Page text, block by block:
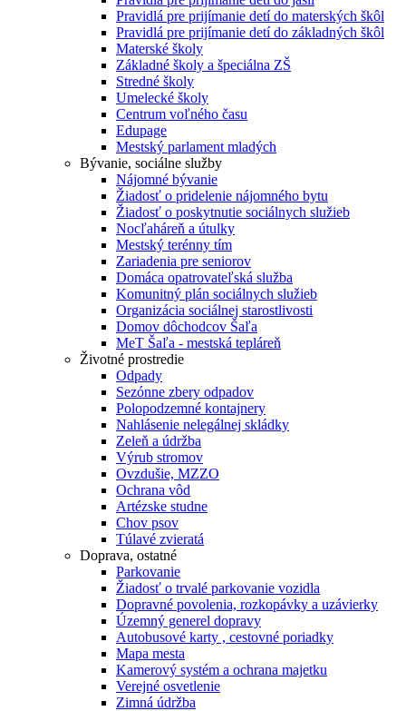
Pravidlá pre prijímanie detí do materských škôl
Pravidlá pre prijímanie detí do základných škôl
Materské školy
Základné školy a špeciálna ZŠ
Stredné školy
Umelecké školy
Centrum voľného času
Edupage
Mestský parlament mladých
Bývanie, sociálne služby
Nájomné bývanie
Žiadosť o pridelenie nájomného bytu
Žiadosť o poskytnutie sociálnych služieb
Nocľaháreň a útulky
Mestský terénny tím
Zariadenia pre seniorov
Domáca opatrovateľská služba
Komunitný plán sociálnych služieb
Organizácia sociálnej starostlivosti
Domov dôchodcov Šaľa
MeT Šaľa - mestská tepláreň
Životné prostredie
Odpady
Sezónne zbery odpadov
Polopodzemné kontajnery
Nahlásenie nelegálnej skládky
Zeleň a údržba
Výrub stromov
Ovzdušie, MZZO
Ochrana vôd
Artézske studne
Chov psov
Túlavé zvieratá
Doprava, ostatné
Parkovanie
Žiadosť o trvalé parkovanie vozidla
Dopravné povolenia, rozkopávky a uzávierky
Územný generel dopravy
Autobusové karty , cestovné poriadky
Mapa mesta
Kamerový systém a ochrana majetku
Verejné osvetlenie
Zimná údržba